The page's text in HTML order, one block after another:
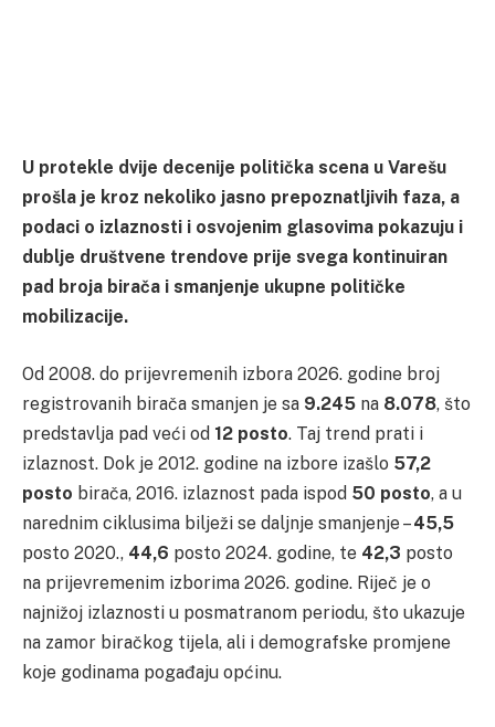
U protekle dvije decenije politička scena u Varešu
prošla je kroz nekoliko jasno prepoznatljivih faza, a
podaci o izlaznosti i osvojenim glasovima pokazuju i
dublje društvene trendove prije svega kontinuiran
pad broja birača i smanjenje ukupne političke
mobilizacije.
Od 2008. do prijevremenih izbora 2026. godine broj
registrovanih birača smanjen je sa 9.245 na 8.078, što
predstavlja pad veći od 12 posto. Taj trend prati i
izlaznost. Dok je 2012. godine na izbore izašlo 57,2
posto birača, 2016. izlaznost pada ispod 50 posto, a u
narednim ciklusima bilježi se daljnje smanjenje –45,5
posto 2020., 44,6 posto 2024. godine, te 42,3 posto
na prijevremenim izborima 2026. godine. Riječ je o
najnižoj izlaznosti u posmatranom periodu, što ukazuje
na zamor biračkog tijela, ali i demografske promjene
koje godinama pogađaju općinu.